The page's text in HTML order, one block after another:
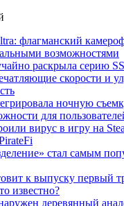
флагманский
возможностями
раскрыла серию
скорости и
ночную
для
вирус в игру на
стал самым
к выпуску первый
известно?
деревянный